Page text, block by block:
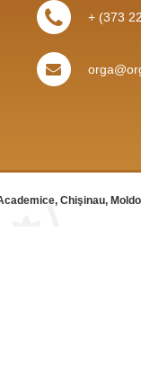
+ (373
Chişinau,